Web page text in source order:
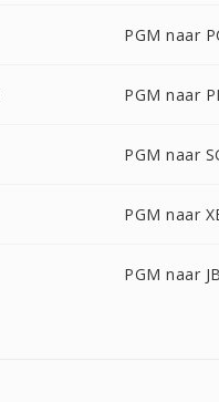
PGM naar
PGM naar
PGM naar
PGM naar
PGM naar